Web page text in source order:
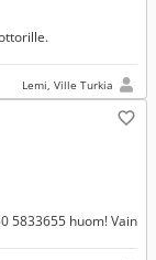
Lemi, Ville Turkia
5833655 huom! Vain